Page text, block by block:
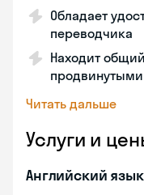
Обладает
переводчика
Находит
Читать дальше
Услуги и
Английский язык